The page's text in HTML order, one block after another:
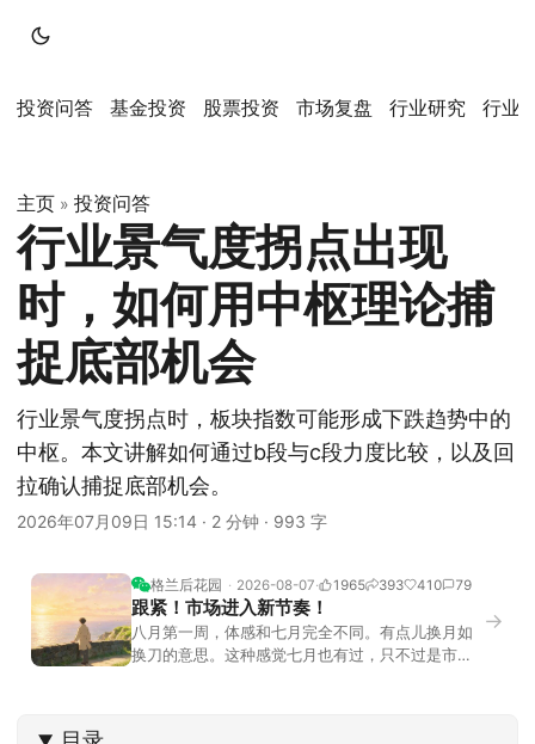
投资问答 基金投资 股票投资 市场复盘 行业研究 行业
主页 » 投资问答
行业景气度拐点出现
时，如何用中枢理论捕
捉底部机会
行业景气度拐点时，板块指数可能形成下跌趋势中的
中枢。本文讲解如何通过b段与c段力度比较，以及回
拉确认捕捉底部机会。
2026年07月09日 15:14 · 2 分钟 · 993 字
格兰后花园 2026-08-07 1965 393 410 79
跟紧！市场进入新节奏！
八月第一周，体感和七月完全不同。有点儿换月如
换刀的意思。这种感觉七月也有过，只不过是市场
→